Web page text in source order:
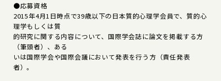
●応募資格
2015年4月1日時点で39歳以下の日本質的心理学会員で、質的心
理学もしくは質
的研究に関する内容について、国際学会誌に論文を掲載する方
（筆頭者）、ある
いは国際学会や国際会議において発表を行う方（責任発表
者）。